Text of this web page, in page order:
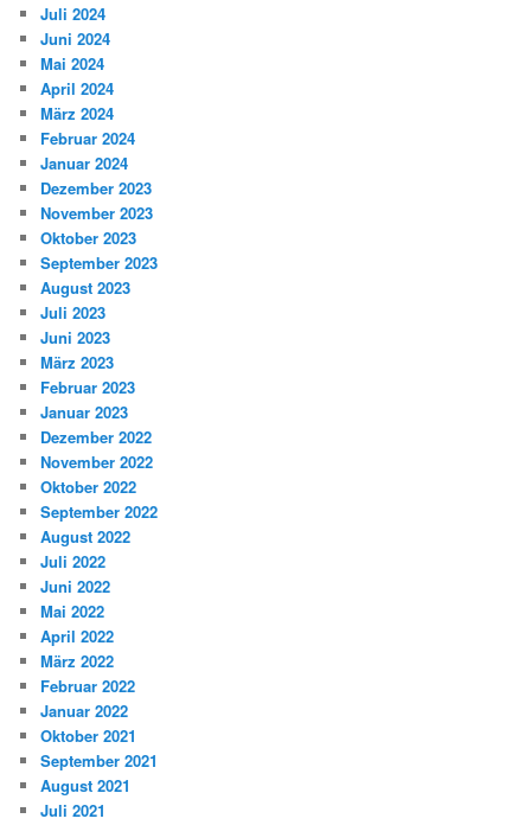
Juli 2024
Juni 2024
Mai 2024
April 2024
März 2024
Februar 2024
Januar 2024
Dezember 2023
November 2023
Oktober 2023
September 2023
August 2023
Juli 2023
Juni 2023
März 2023
Februar 2023
Januar 2023
Dezember 2022
November 2022
Oktober 2022
September 2022
August 2022
Juli 2022
Juni 2022
Mai 2022
April 2022
März 2022
Februar 2022
Januar 2022
Oktober 2021
September 2021
August 2021
Juli 2021